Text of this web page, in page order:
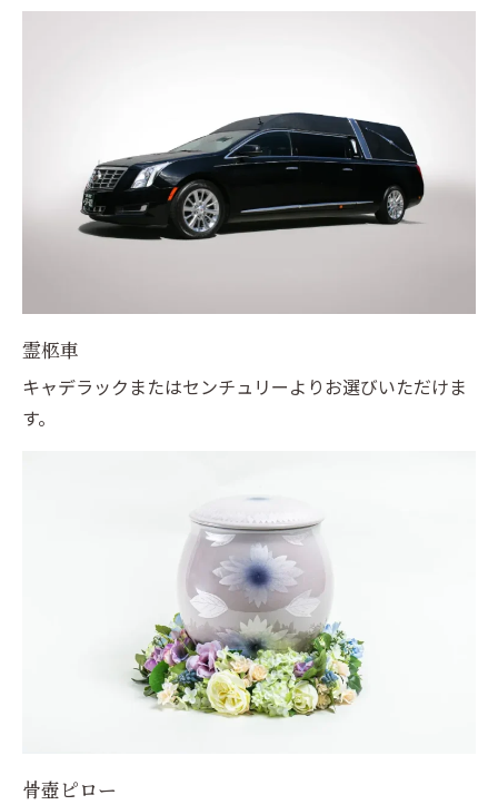
霊柩車
キャデラックまたはセンチュリーよりお選びいただけま
す。
骨壺ピロー